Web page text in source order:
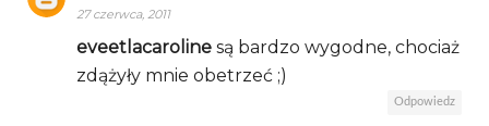
27 czerwca, 2011
eveetlacaroline są bardzo wygodne, chociaż
zdążyły mnie obetrzeć ;)
Odpowiedz